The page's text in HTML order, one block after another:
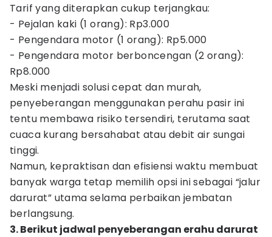
Tarif yang diterapkan cukup terjangkau:
- Pejalan kaki (1 orang): Rp3.000
- Pengendara motor (1 orang): Rp5.000
- Pengendara motor berboncengan (2 orang):
Rp8.000
Meski menjadi solusi cepat dan murah,
penyeberangan menggunakan perahu pasir ini
tentu membawa risiko tersendiri, terutama saat
cuaca kurang bersahabat atau debit air sungai
tinggi.
Namun, kepraktisan dan efisiensi waktu membuat
banyak warga tetap memilih opsi ini sebagai “jalur
darurat” utama selama perbaikan jembatan
berlangsung.
3. Berikut jadwal penyeberangan erahu darurat